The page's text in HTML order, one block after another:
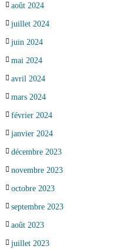
août 2024
juillet 2024
juin 2024
mai 2024
avril 2024
mars 2024
février 2024
janvier 2024
décembre 2023
novembre 2023
octobre 2023
septembre 2023
août 2023
juillet 2023